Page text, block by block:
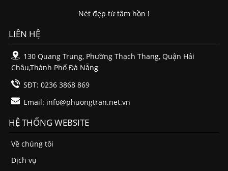
Nét đẹp từ tâm hồn !
LIÊN HỆ
130 Quang Trung, Phường Thạch Thang, Quận Hải
Châu,Thành Phố Đà Nẵng
SĐT: 0236 3868 869
Email: info@phuongtran.net.vn
HỆ THỐNG WEBSITE
Về chúng tôi
Dịch vụ